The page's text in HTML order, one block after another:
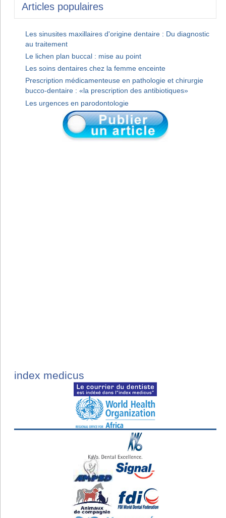
Articles populaires
Les sinusites maxillaires d'origine dentaire : Du diagnostic
au traitement
Le lichen plan buccal : mise au point
Les soins dentaires chez la femme enceinte
Prescription médicamenteuse en pathologie et chirurgie
bucco-dentaire : «la prescription des antibiotiques»
Les urgences en parodontologie
index medicus